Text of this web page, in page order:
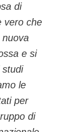
di
vero che
nuova
e si
studi
le
per
di